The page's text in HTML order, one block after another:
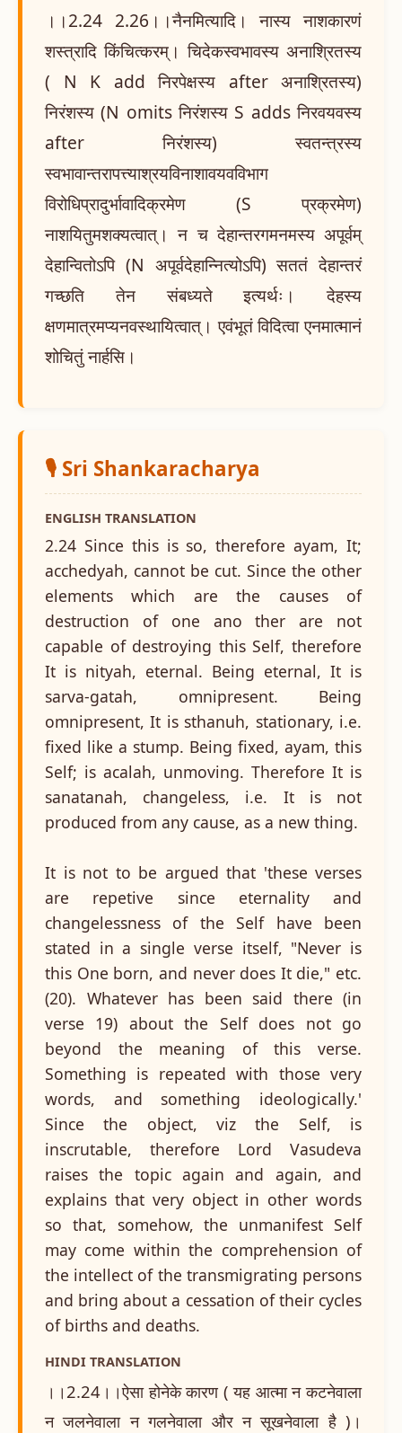
।।2.24 2.26।।नैनमित्यादि। नास्य नाशकारणं
शस्त्रादि किंचित्करम्। चिदेकस्वभावस्य अनाश्रितस्य
( N K add निरपेक्षस्य after अनाश्रितस्य)
निरंशस्य (N omits निरंशस्य S adds निरवयवस्य
after निरंशस्य) स्वतन्त्रस्य
स्वभावान्तरापत्त्याश्रयविनाशावयवविभाग
विरोधिप्रादुर्भावादिक्रमेण (S प्रक्रमेण)
नाशयितुमशक्यत्वात्। न च देहान्तरगमनमस्य अपूर्वम्
देहान्वितोऽपि (N अपूर्वदेहान्नित्योऽपि) सततं देहान्तरं
गच्छति तेन संबध्यते इत्यर्थः। देहस्य
क्षणमात्रमप्यनवस्थायित्वात्। एवंभूतं विदित्वा एनमात्मानं
शोचितुं नार्हसि।
🎙️ Sri Shankaracharya
ENGLISH TRANSLATION
2.24 Since this is so, therefore ayam, It;
acchedyah, cannot be cut. Since the other
elements which are the causes of
destruction of one ano ther are not
capable of destroying this Self, therefore
It is nityah, eternal. Being eternal, It is
sarva-gatah, omnipresent. Being
omnipresent, It is sthanuh, stationary, i.e.
fixed like a stump. Being fixed, ayam, this
Self; is acalah, unmoving. Therefore It is
sanatanah, changeless, i.e. It is not
produced from any cause, as a new thing.
It is not to be argued that 'these verses
are repetive since eternality and
changelessness of the Self have been
stated in a single verse itself, "Never is
this One born, and never does It die," etc.
(20). Whatever has been said there (in
verse 19) about the Self does not go
beyond the meaning of this verse.
Something is repeated with those very
words, and something ideologically.'
Since the object, viz the Self, is
inscrutable, therefore Lord Vasudeva
raises the topic again and again, and
explains that very object in other words
so that, somehow, the unmanifest Self
may come within the comprehension of
the intellect of the transmigrating persons
and bring about a cessation of their cycles
of births and deaths.
HINDI TRANSLATION
।।2.24।।ऐसा होनेके कारण ( यह आत्मा न कटनेवाला
न जलनेवाला न गलनेवाला और न सूखनेवाला है )।